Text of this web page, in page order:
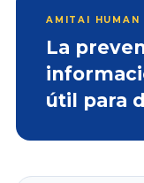
AMITAI HUMAN
La
útil para